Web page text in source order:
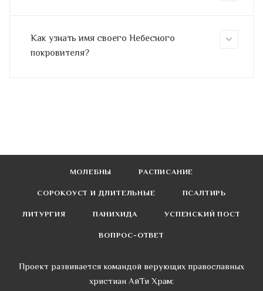
Как узнать имя своего Небесного
покровителя?
МОЛЕБНЫ
РАСПИСАНИЕ
СОРОКОУСТ И ДЛИТЕЛЬНЫЕ
ПСАЛТИРЬ
ЛИТУРГИЯ
ПАНИХИДА
УСПЕНСКИЙ ПОСТ
ВОПРОС-ОТВЕТ
Проект развивается командой верующих православных
христиан АйТи Храм: